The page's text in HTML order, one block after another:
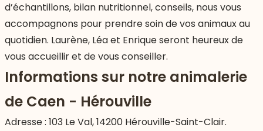
d’échantillons, bilan nutritionnel, conseils, nous vous
accompagnons pour prendre soin de vos animaux au
quotidien. Laurène, Léa et Enrique seront heureux de
vous accueillir et de vous conseiller.
Informations sur notre animalerie
de Caen - Hérouville
Adresse : 103 Le Val, 14200 Hérouville-Saint-Clair.